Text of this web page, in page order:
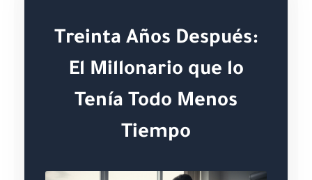
Treinta Años Después:
El Millonario que lo
Tenía Todo Menos
Tiempo